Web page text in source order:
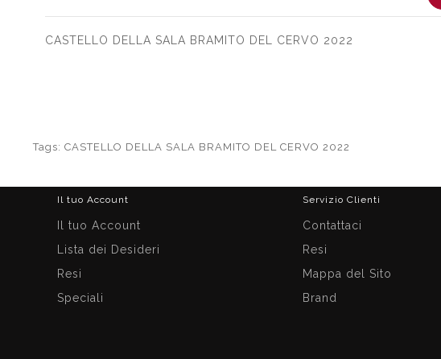
CASTELLO DELLA SALA BRAMITO DEL CERVO 2022
Tags: CASTELLO DELLA SALA BRAMITO DEL CERVO 2022
Servizio Clienti
Contattaci
Resi
Mappa del Sito
Brand
Il tuo Account
Il tuo Account
Lista dei Desideri
Resi
Speciali